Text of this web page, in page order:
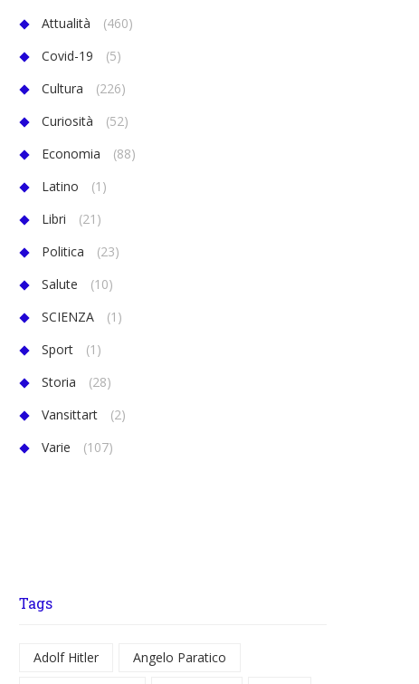
Attualità
(460)
Covid-19
(5)
Cultura
(226)
Curiosità
(52)
Economia
(88)
Latino
(1)
Libri
(21)
Politica
(23)
Salute
(10)
SCIENZA
(1)
Sport
(1)
Storia
(28)
Vansittart
(2)
Varie
(107)
Tags
Adolf Hitler
Angelo Paratico